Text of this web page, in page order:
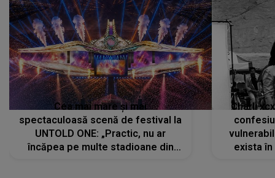
Cea mai mare și mai
spectaculoasă scenă de festival la
UNTOLD ONE: „Practic, nu ar
încăpea pe multe stadioane din
Charli
exista